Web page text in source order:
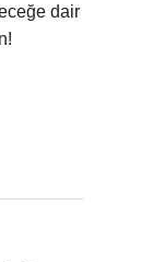
dair